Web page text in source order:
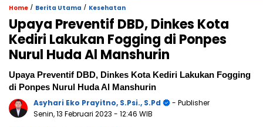
Home / Berita Utama / Kesehatan
Upaya Preventif DBD, Dinkes Kota
Kediri Lakukan Fogging di Ponpes
Nurul Huda Al Manshurin
Upaya Preventif DBD, Dinkes Kota Kediri Lakukan Fogging
di Ponpes Nurul Huda Al Manshurin
Asyhari Eko Prayitno, S.Psi., S.Pd
- Publisher
Senin, 13 Februari 2023 - 12:46 WIB